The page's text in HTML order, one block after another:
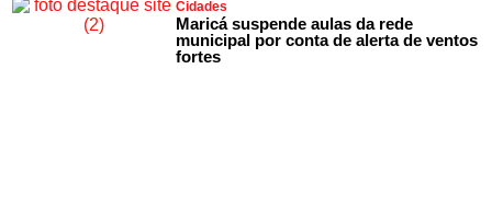
Cidades
Maricá suspende aulas da rede
municipal por conta de alerta de ventos
fortes